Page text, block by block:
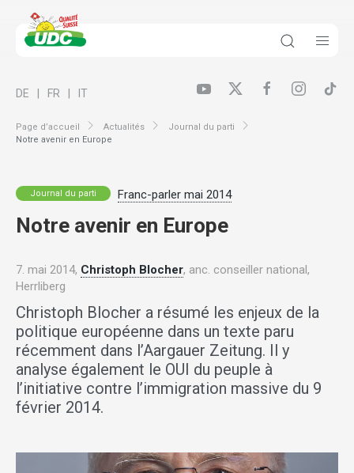
Page d’accueil Actualités
Journal du parti
Notre avenir en Europe
DE FR IT
Journal du parti Franc-parler mai 2014
Notre avenir en Europe
7. mai 2014, Christoph Blocher, anc. conseiller national,
Herrliberg
Christoph Blocher a résumé les enjeux de la
politique européenne dans un texte paru
récemment dans l’Aargauer Zeitung. Il y
analyse également le OUI du peuple à
l’initiative contre l’immigration massive du 9
février 2014.